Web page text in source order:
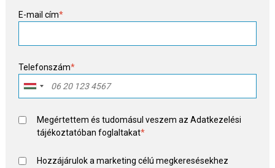
E-mail cím*
Telefonszám*
Megértettem és tudomásul veszem azAdatkezelési
tájékoztatóban foglaltakat*
Hozzájárulok a marketing célú megkeresésekhez